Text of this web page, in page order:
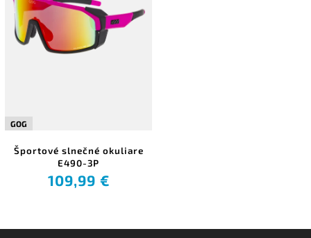
GOG
Športové slnečné okuliare
E490-3P
109,99 €